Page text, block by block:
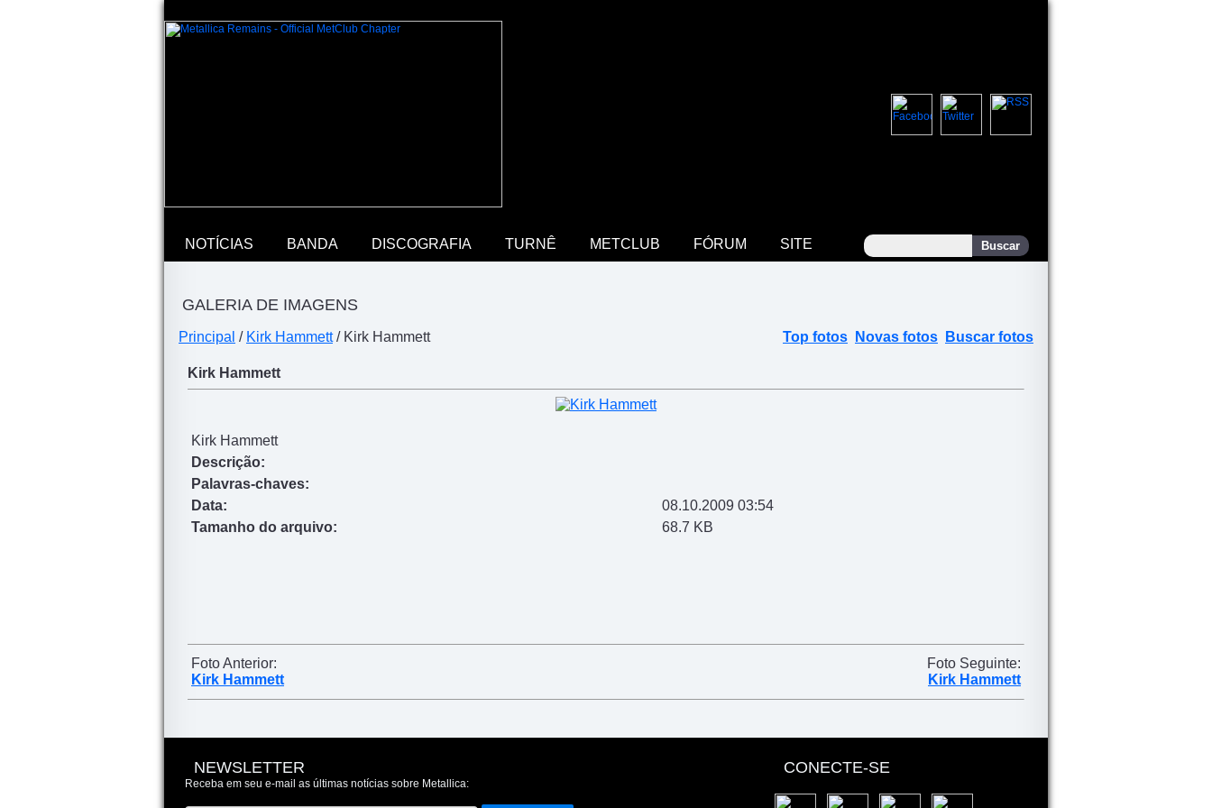
NOTÍCIAS BANDA DISCOGRAFIA TURNÊ METCLUB FÓRUM SITE
GALERIA DE IMAGENS
Principal / Kirk Hammett/ Kirk Hammett Top fotos Novas fotos Buscar fotos
Kirk Hammett
Kirk Hammett
Descrição:
Palavras-chaves:
Data:
08.10.2009 03:54
Tamanho do arquivo:
68.7 KB
Foto Anterior:
Kirk Hammett
Foto Seguinte:
Kirk Hammett
NEWSLETTER
Receba em seu e-mail as últimas notícias sobre Metallica:
CONECTE-SE